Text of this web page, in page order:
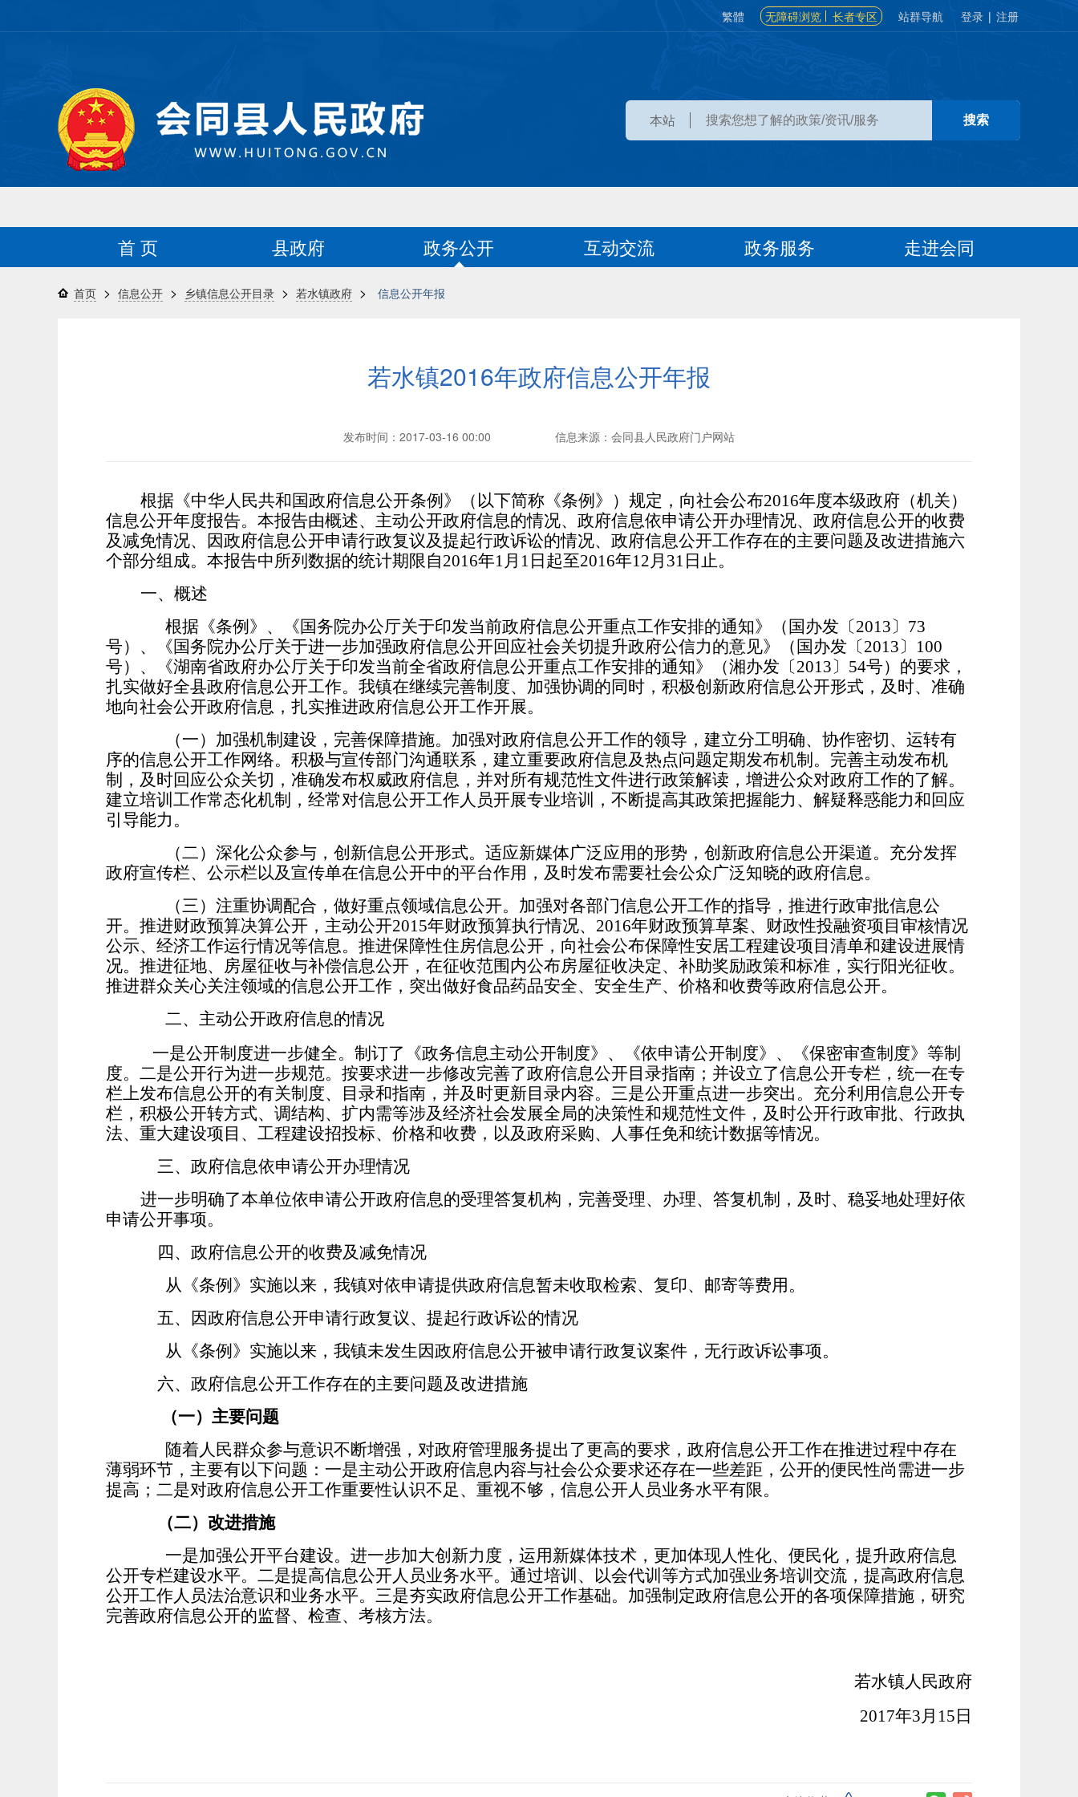
繁體 无障碍浏览 长者专区 站群导航 登录 | 注册
本站
首 页 县政府 政务公开 互动交流 政务服务 走进会同
首页 > 信息公开 > 乡镇信息公开目录 > 若水镇政府 > 信息公开年报
若水镇2016年政府信息公开年报
发布时间：2017-03-16 00:00 信息来源：会同县人民政府门户网站
根据《中华人民共和国政府信息公开条例》（以下简称《条例》）规定，向社会公布2016年度本级政府（机关）
信息公开年度报告。本报告由概述、主动公开政府信息的情况、政府信息依申请公开办理情况、政府信息公开的收费
及减免情况、因政府信息公开申请行政复议及提起行政诉讼的情况、政府信息公开工作存在的主要问题及改进措施六
个部分组成。本报告中所列数据的统计期限自2016年1月1日起至2016年12月31日止。
一、概述
根据《条例》、《国务院办公厅关于印发当前政府信息公开重点工作安排的通知》（国办发〔2013〕73
号）、《国务院办公厅关于进一步加强政府信息公开回应社会关切提升政府公信力的意见》（国办发〔2013〕100
号）、《湖南省政府办公厅关于印发当前全省政府信息公开重点工作安排的通知》（湘办发〔2013〕54号）的要求，
扎实做好全县政府信息公开工作。我镇在继续完善制度、加强协调的同时，积极创新政府信息公开形式，及时、准确
地向社会公开政府信息，扎实推进政府信息公开工作开展。
（一）加强机制建设，完善保障措施。加强对政府信息公开工作的领导，建立分工明确、协作密切、运转有
序的信息公开工作网络。积极与宣传部门沟通联系，建立重要政府信息及热点问题定期发布机制。完善主动发布机
制，及时回应公众关切，准确发布权威政府信息，并对所有规范性文件进行政策解读，增进公众对政府工作的了解。
建立培训工作常态化机制，经常对信息公开工作人员开展专业培训，不断提高其政策把握能力、解疑释惑能力和回应
引导能力。
（二）深化公众参与，创新信息公开形式。适应新媒体广泛应用的形势，创新政府信息公开渠道。充分发挥
政府宣传栏、公示栏以及宣传单在信息公开中的平台作用，及时发布需要社会公众广泛知晓的政府信息。
（三）注重协调配合，做好重点领域信息公开。加强对各部门信息公开工作的指导，推进行政审批信息公
开。推进财政预算决算公开，主动公开2015年财政预算执行情况、2016年财政预算草案、财政性投融资项目审核情况
公示、经济工作运行情况等信息。推进保障性住房信息公开，向社会公布保障性安居工程建设项目清单和建设进展情
况。推进征地、房屋征收与补偿信息公开，在征收范围内公布房屋征收决定、补助奖励政策和标准，实行阳光征收。
推进群众关心关注领域的信息公开工作，突出做好食品药品安全、安全生产、价格和收费等政府信息公开。
二、主动公开政府信息的情况
一是公开制度进一步健全。制订了《政务信息主动公开制度》、《依申请公开制度》、《保密审查制度》等制
度。二是公开行为进一步规范。按要求进一步修改完善了政府信息公开目录指南；并设立了信息公开专栏，统一在专
栏上发布信息公开的有关制度、目录和指南，并及时更新目录内容。三是公开重点进一步突出。充分利用信息公开专
栏，积极公开转方式、调结构、扩内需等涉及经济社会发展全局的决策性和规范性文件，及时公开行政审批、行政执
法、重大建设项目、工程建设招投标、价格和收费，以及政府采购、人事任免和统计数据等情况。
三、政府信息依申请公开办理情况
进一步明确了本单位依申请公开政府信息的受理答复机构，完善受理、办理、答复机制，及时、稳妥地处理好依
申请公开事项。
四、政府信息公开的收费及减免情况
从《条例》实施以来，我镇对依申请提供政府信息暂未收取检索、复印、邮寄等费用。
五、因政府信息公开申请行政复议、提起行政诉讼的情况
从《条例》实施以来，我镇未发生因政府信息公开被申请行政复议案件，无行政诉讼事项。
六、政府信息公开工作存在的主要问题及改进措施
（一）主要问题
随着人民群众参与意识不断增强，对政府管理服务提出了更高的要求，政府信息公开工作在推进过程中存在
薄弱环节，主要有以下问题：一是主动公开政府信息内容与社会公众要求还存在一些差距，公开的便民性尚需进一步
提高；二是对政府信息公开工作重要性认识不足、重视不够，信息公开人员业务水平有限。
（二）改进措施
一是加强公开平台建设。进一步加大创新力度，运用新媒体技术，更加体现人性化、便民化，提升政府信息
公开专栏建设水平。二是提高信息公开人员业务水平。通过培训、以会代训等方式加强业务培训交流，提高政府信息
公开工作人员法治意识和业务水平。三是夯实政府信息公开工作基础。加强制定政府信息公开的各项保障措施，研究
完善政府信息公开的监督、检查、考核方法。
若水镇人民政府
2017年3月15日